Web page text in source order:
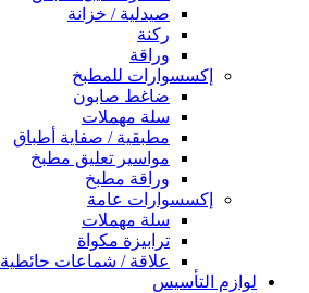
صيدلية / خزانة
ركنة
وراقة
إكسسوارات للمطبخ
ضاغط صابون
سلة مهملات
مطبقية / صفاية أطباق
مواسير تعليق مطبخ
وراقة مطبخ
إكسسوارات عامة
سلة مهملات
ترابيزة مكواة
علاقة / شماعات حائطية
لوازم التأسيس